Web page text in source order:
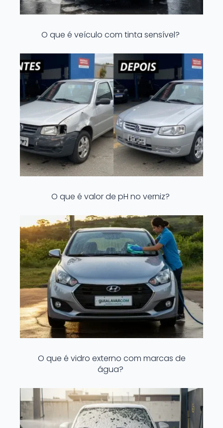
O que é veículo com tinta sensível?
O que é valor de pH no verniz?
O que é vidro externo com marcas de
água?